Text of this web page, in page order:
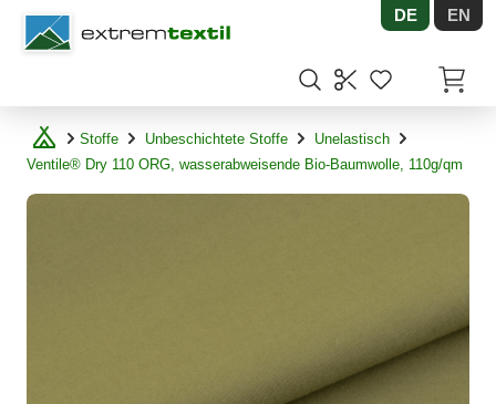
Shopware DE EN
Stoffe Unbeschichtete Stoffe
Unelastisch
Ventile® Dry 110 ORG, wasserabweisende Bio-Baumwolle, 110g/qm